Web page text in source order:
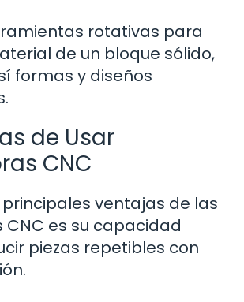
rotativas para
de un bloque sólido,
formas y diseños
de Usar
CNC
ventajas de las
es su capacidad
piezas repetibles con